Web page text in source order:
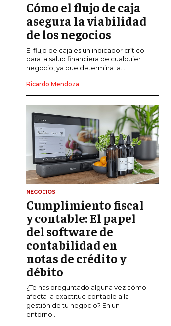
INTELLIGENCE
CIBERSEGURIDAD EMPRESARIAL
ESTRATEGIA
EMPRESAS FAMILIARES Y SUCESIÓN
NEGOCIACIÓN Y RESOLUCIÓN DE
CONFLICTOS
DERECHO EMPRESARIAL Y
REGULACIONES
ÉXITO EMPRESARIAL Y CASOS DE
ESTUDIO
GOBIERNO CORPORATIVO
NEGOCIOS
ESTRATEGIAS DE NEGOCIOS
MARKETING B2B
MARKETING B2C
FRANQUICIAS
MARKETING DE INFLUENCERS
E-COMMERCE
Cómo el flujo de caja
asegura la viabilidad
de los negocios
El flujo de caja es un indicador crítico
para la salud financiera de cualquier
negocio, ya que determina la...
Ricardo Mendoza
NEGOCIOS
Cumplimiento fiscal
y contable: El papel
del software de
contabilidad en
notas de crédito y
débito
¿Te has preguntado alguna vez cómo
afecta la exactitud contable a la
gestión de tu negocio? En un
entorno...